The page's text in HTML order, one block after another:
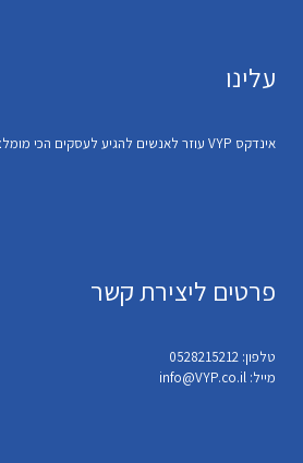
עלינו
אינדקס VYP עוזר לאנשים להגיע לעסקים הכי מומלצים באזור שלהם
פרטים ליצירת קשר
טלפון: 0528215212
מייל: info@VYP.co.il